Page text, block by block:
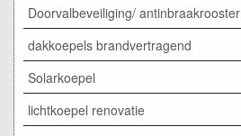
Doorvalbeveiliging/ antinbraakrooster
dakkoepels brandvertragend
Solarkoepel
lichtkoepel renovatie